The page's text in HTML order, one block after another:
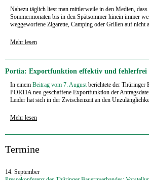
Nahezu täglich liest man mittlerweile in den Medien,
Sommermonaten bis in den Spätsommer hinein immer
weggeworfene Zigarette, Camping oder Grillen auf nicht
Mehr lesen
Portia: Exportfunktion effektiv und fehlerfrei
In einem Beitrag vom 7. Augustberichtete der Thüringer
PORTIA neu geschaffene Exportfunktion der
Leider hat sich in der Zwischenzeit an den
Mehr lesen
‍Termine
14. September